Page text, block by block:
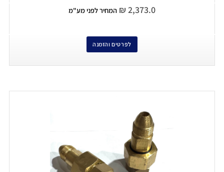
₪ 2,373.0 המחיר לפני מע"מ
לפרטים והזמנה